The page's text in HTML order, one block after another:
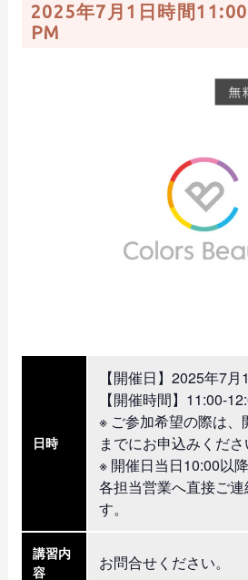
2025年7月1日時間
PM
日時
【開催日】2025年7月
【開催時間】11:00-
※ ご参加希望の際は、
までにお申込みくださ
※ 開催日当日10:00以
各担当営業へ直接ご
す。
講習内
容
お問合せください。